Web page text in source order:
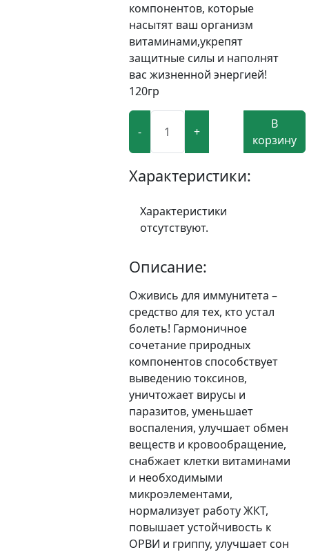
компонентов, которые
насытят ваш организм
витаминами,укрепят
защитные силы и наполнят
вас жизненной энергией!
120гр
- +
В
корзину
Характеристики:
Характеристики
отсутствуют.
Описание:
Оживись для иммунитета –
средство для тех, кто устал
болеть! Гармоничное
сочетание природных
компонентов способствует
выведению токсинов,
уничтожает вирусы и
паразитов, уменьшает
воспаления, улучшает обмен
веществ и кровообращение,
снабжает клетки витаминами
и необходимыми
микроэлементами,
нормализует работу ЖКТ,
повышает устойчивость к
ОРВИ и гриппу, улучшает сон